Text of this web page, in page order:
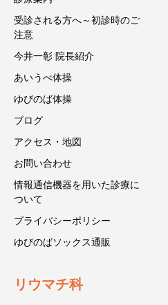
受診される方へ～初診時のご
注意
今井一彰 院長紹介
あいうべ体操
ゆびのば体操
ブログ
アクセス・地図
お問い合わせ
情報通信機器を用いた診療に
ついて
プライバシーポリシー
ゆびのばソックス通販
リウマチ科